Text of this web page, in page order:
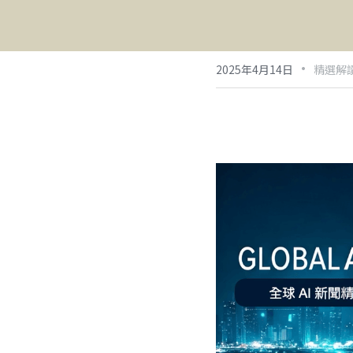
2025年4月14日 · 精選解